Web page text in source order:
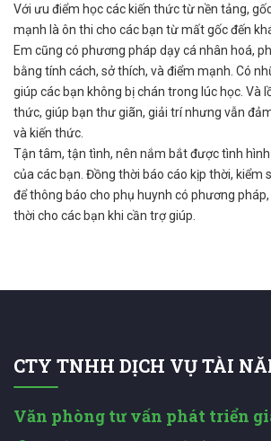
Với ưu điểm học các kiến thức từ nền tảng,
mạnh là ôn thi cho các bạn từ mất gốc đến
Em cũng có phương pháp dạy cá nhân hoá,
bằng tính cách, sở thích, và điểm mạnh. Có
giúp các bạn không bị chán trong lúc học. Và
thức, giúp bạn thư giãn, giải trí nhưng vẫn
và kiến thức.
Tận tâm, tận tình, nên nắm bắt được tình
của các bạn. Đồng thời báo cáo kịp thời, kiểm
để thông báo cho phụ huynh có phương
thời cho các bạn khi cần trợ giúp.
CTY TNHH DỊCH VỤ TÀI
Văn phòng tư vấn phát triển